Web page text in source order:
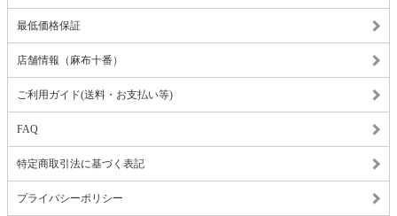
最低価格保証
店舗情報（麻布十番）
ご利用ガイド(送料・お支払い等)
FAQ
特定商取引法に基づく表記
プライバシーポリシー